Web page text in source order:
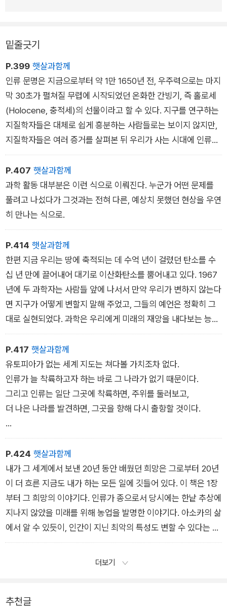
있고, 심지어 수십억 킬로미터의 공간과 수백억 년의 시간을 뛰어
넘어 방문할 수 있게 된 세계들을 소개한다. 하지만 앤 드루얀의
섬세한 눈길은 휘황찬란한 과학의 성과에만 머물지 않고, 과학사
의 잊혀진 영웅들을 찾아간다.
밑줄긋기
P.399 햇살과함께
인류 문명은 지금으로부터 약 1만 1650년 전, 우주력으로는 마지
막 30초가 펼쳐질 무렵에 시작되었던 온화한 간빙기, 즉 홀로세
(Holocene, 충적세)의 선물이라고 할 수 있다. 지구를 연구하는
지질학자들은 대체로 쉽게 흥분하는 사람들로는 보이지 않지만,
지질학자들은 여러 증거를 살펴본 뒤 우리가 사는 시대에 인류가
지구에 미친 영향을 더 잘 반영하는 이름을 새로이 붙이는 게 좋
겠다고 판단했다. 그들은 우리 시대를 ‘인류세‘라고 불러야 한다
고 본다. 그리스 어로 ‘인간‘을 뜻하는 anthropos에 ‘최근‘을 뜻
하는 cene을 합한 이 단어는 인류가 자연 환경과 그 속의 생명체
들에게 전 지구적으로 영향을 미쳤다는 사실을 인정하는 이름이
다.
P.407 햇살과함께
과학 활동 대부분은 이런 식으로 이뤄진다. 누군가 어떤 문제를
풀려고 나섰다가 그것과는 전혀 다른, 예상치 못했던 현상을 우연
히 만나는 식으로.
P.414 햇살과함께
한편 지금 우리는 땅에 축적되는 데 수억 년이 걸렸던 탄소를 수
십 년 만에 끌어내어 대기로 이산화탄소를 뿜어내고 있다. 1967
년에 두 과학자는 사람들 앞에 나서서 만약 우리가 변하지 않는다
면 지구가 어떻게 변할지 말해 주었고, 그들의 예언은 정확히 그
대로 실현되었다. 과학은 우리에게 미래의 재앙을 내다보는 능력
을 선물해 주었다. 그것은과거에는 신들만이 줄 수 있는 선물이었
다. 하지만 롤런드가 한탄했듯이, ˝우리가 예측력을 발휘하는 과
학을 개발하더라도, 결국 손 놓고 앉아서 그 예측이 현실로 실현
되길 기다리기만 할 거라면 그게 다 무슨 소용인가?
대부분의 사람은 산호와 청개구리의 운명에는 마음이 그다지 움
직이지않을지도 모른다. 하지만 당신의 미래, 당신의 삶, 당신 자
P.417 햇살과함께
유토피아가 없는 세계 지도는 쳐다볼 가치조차 없다.
인류가 늘 착륙하고자 하는 바로 그 나라가 없기 때문이다.
그리고 인류는 일단 그곳에 착륙하면, 주위를 둘러보고,
더 나은 나라를 발견하면, 그곳을 향해 다시 출항할 것이다.
- 오스카 와일드(Oscar Wilde),
「사회주의에서 인간의 영혼(The Soul of Man under Socialis
m)」에서
책은 우리 안의 얼어붙은 바다를 깨는 도끼가 되어야 해.
- 프란츠 카프카(Franz Kafka), 1904년 1월 27일
오스카르 폴라크(Oskar Pollak)에게 보낸 편지에서
P.424 햇살과함께
내가 그 세계에서 보낸 20년 동안 배웠던 희망은 그로부터 20년
이 더 흐른 지금도 내가 하는 모든 일에 깃들어 있다. 이 책은 1장
부터 그 희망의 이야기다. 인류가 종으로서 당시에는 한낱 추상에
지나지 않았을 미래를 위해 농업을 발명한 이야기다. 아소카의 삶
에서 알 수 있듯이, 인간이 지닌 최악의 특성도 변할 수 있다는 이
야기다. 생명이 그 끈기로써 환경이 가하는 언뜻 불가능해
더보기
추천글